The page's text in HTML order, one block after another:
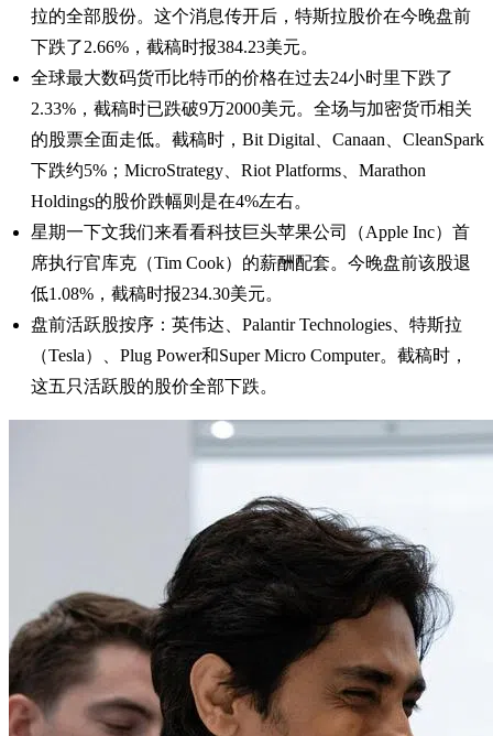
拉的全部股份。这个消息传开后，特斯拉股价在今晚盘前
下跌了2.66%，截稿时报384.23美元。
全球最大数码货币比特币的价格在过去24小时里下跌了
2.33%，截稿时已跌破9万2000美元。全场与加密货币相关
的股票全面走低。截稿时，Bit Digital、Canaan、CleanSpark
下跌约5%；MicroStrategy、Riot Platforms、Marathon
Holdings的股价跌幅则是在4%左右。
星期一下文我们来看看科技巨头苹果公司（Apple Inc）首
席执行官库克（Tim Cook）的薪酬配套。今晚盘前该股退
低1.08%，截稿时报234.30美元。
盘前活跃股按序：英伟达、Palantir Technologies、特斯拉
（Tesla）、Plug Power和Super Micro Computer。截稿时，
这五只活跃股的股价全部下跌。